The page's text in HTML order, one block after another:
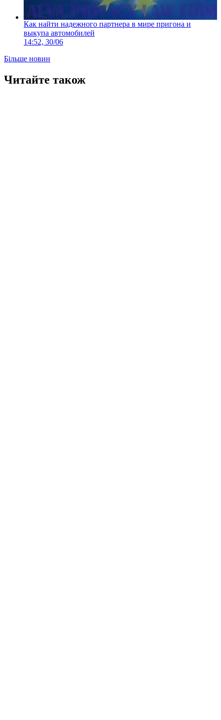
Как найти надежного партнера в мире пригона и
выкупа автомобилей
14:52, 30/06
Більше новин
Читайте також